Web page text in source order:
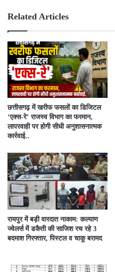
Related Articles
​छत्तीसगढ़ में खरीफ फसलों का डिजिटल
‘एक्स-रे’ राजस्व विभाग का फरमान,
लापरवाही पर होगी सीधी अनुशासनात्मक
कार्रवाई..
रायपुर में बड़ी वारदात नाकाम: कल्याण
ज्वेलर्स में डकैती की साजिश रच रहे 3
बदमाश गिरफ्तार, पिस्टल व चाकू बरामद